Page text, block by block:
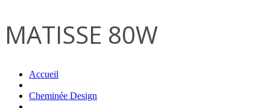
MATISSE 80W
Accueil
Cheminée Design